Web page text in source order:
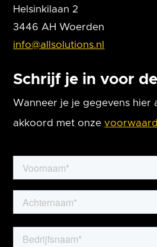
Helsinkilaan 2
3446 AH Woerden
info@allsolutions.nl
Schrijf je in voor
Wanneer je je gegevens hier
akkoord met onze